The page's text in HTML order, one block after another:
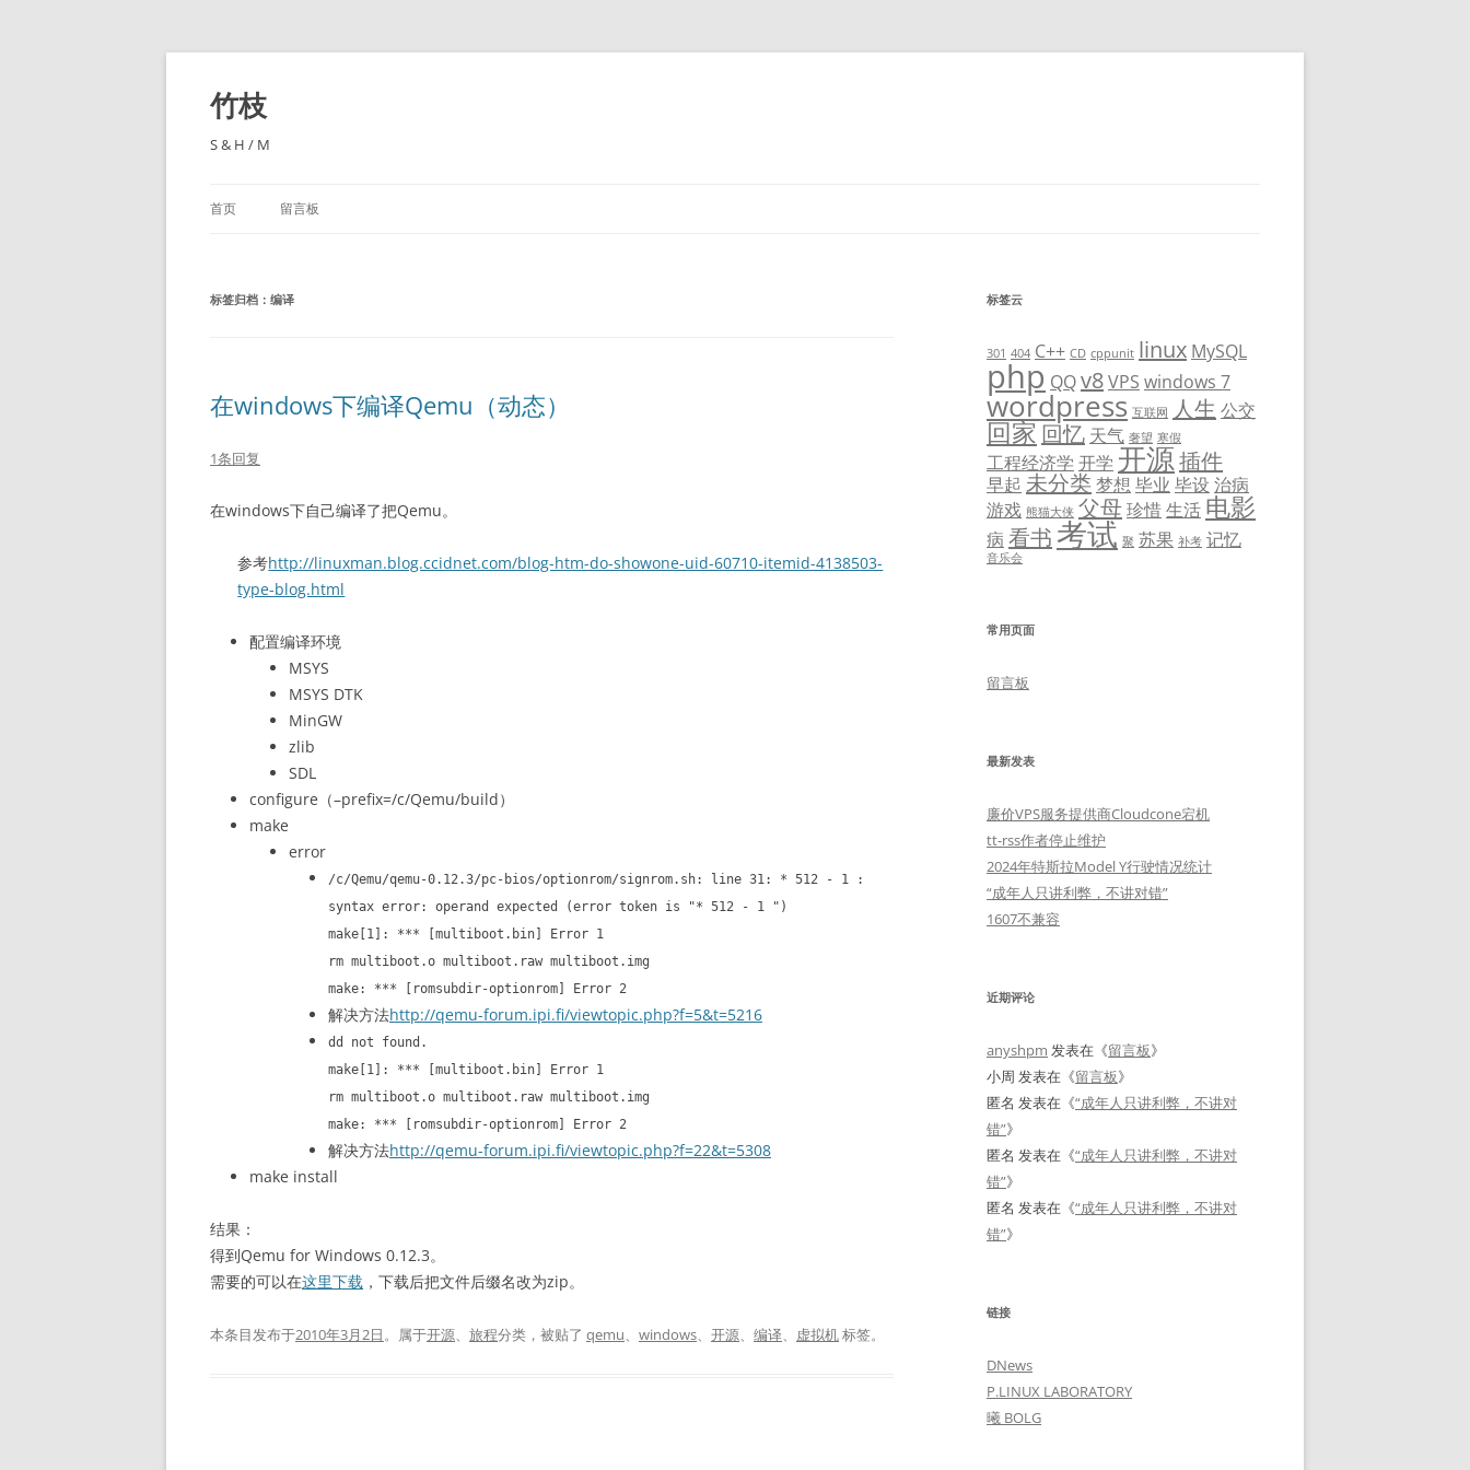
跳
正
文
竹枝
S & H / M
首页 留言板
标签归档： 编译
在windows下编译Qemu（动态）
1条回复
在windows下自己编译了把Qemu。
参考http://linuxman.blog.ccidnet.com/blog-htm-do-showone-uid-60710-itemid-4138503-
type-blog.html
配置编译环境
MSYS
MSYS DTK
MinGW
zlib
SDL
configure（–prefix=/c/Qemu/build）
make
error
/c/Qemu/qemu-0.12.3/pc-bios/optionrom/signrom.sh: line 31: * 512 - 1 :
syntax error: operand expected (error token is "* 512 - 1 ")
make[1]: *** [multiboot.bin] Error 1
rm multiboot.o multiboot.raw multiboot.img
make: *** [romsubdir-optionrom] Error 2
解决方法http://qemu-forum.ipi.fi/viewtopic.php?f=5&t=5216
dd not found.
make[1]: *** [multiboot.bin] Error 1
rm multiboot.o multiboot.raw multiboot.img
make: *** [romsubdir-optionrom] Error 2
解决方法http://qemu-forum.ipi.fi/viewtopic.php?f=22&t=5308
make install
结果：
得到Qemu for Windows 0.12.3。
需要的可以在这里下载 ，下载后把文件后缀名改为zip。
本条目发布于2010年3月2日。属于开源、 旅程分类，被贴了 qemu、 windows、 开源、 编译、 虚拟机标签。
标签云
301 404 C++ CD cppunit linux MySQL
php QQv8VPS windows 7
wordpress 互联网 人生 公交
回家 回忆 天气 奢望 寒假
工程经济学 开学 开源插件
早起 未分类 梦想 毕业 毕设 治病
游戏 熊猫大侠 父母珍惜生活 电影
病 看书 考试 聚 苏果 补考 记忆
音乐会
常用页面
留言板
最新发表
廉价VPS服务提供商Cloudcone宕机
tt-rss作者停止维护
2024年特斯拉Model Y行驶情况统计
“成年人只讲利弊，不讲对错”
1607不兼容
近期评论
anyshpm 发表在《留言板》
小周 发表在《留言板》
匿名 发表在《“成年人只讲利弊，不讲对
错”》
匿名 发表在《“成年人只讲利弊，不讲对
错”》
匿名 发表在《“成年人只讲利弊，不讲对
错”》
链接
DNews
P.LINUX LABORATORY
曦 BOLG